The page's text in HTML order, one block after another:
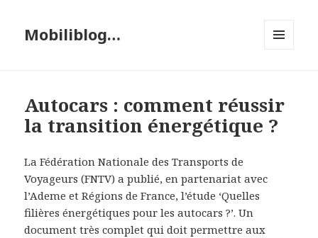
Mobiliblog…
Autocars : comment réussir
la transition énergétique ?
La Fédération Nationale des Transports de
Voyageurs (FNTV) a publié, en partenariat avec
l’Ademe et Régions de France, l’étude ‘Quelles
filières énergétiques pour les autocars ?’. Un
document très complet qui doit permettre aux